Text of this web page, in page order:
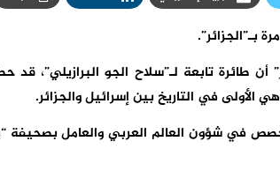
بـ”الجزائر”.
طائرة تابعة لـ”سلاح الجو البرازيلي”، قد
الأولى في التاريخ بين إسرائيل والجزائر.
في شؤون العالم العربي والعامل بصحيفة